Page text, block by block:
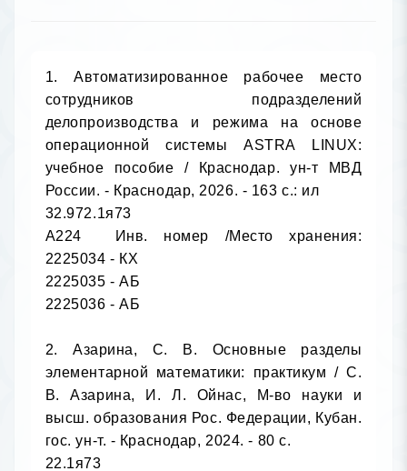
1. Автоматизированное рабочее место сотрудников подразделений делопроизводства и режима на основе операционной системы ASTRA LINUX: учебное пособие / Краснодар. ун-т МВД России. - Краснодар, 2026. - 163 с.: ил
32.972.1я73
А224	Инв. номер /Место хранения: 2225034 - КХ
2225035 - АБ
2225036 - АБ

2. Азарина, С. В. Основные разделы элементарной математики: практикум / С. В. Азарина, И. Л. Ойнас, М-во науки и высш. образования Рос. Федерации, Кубан. гос. ун-т. - Краснодар, 2024. - 80 с.
22.1я73
А351	Инв. номер /Место хранения: 2224672 - КХ

3. Актуальные вопросы экологии и охраны природы экосистем южных регионов России и сопредельных территорий: материалы XXXVII межрегиональной научно-практической конференции, Краснодар, 29 марта 2024 г. / М-во науки и высш. образования Рос. Федерации, Кубан. гос. ун-т, Краснодар. отд-ние Рус. ботан. о-ва, [редкол.: М. В. Нагалевский (отв. ред.) и др.]. - Краснодар, 2024. - 130 с.: ил., табл.
Кр 20.1
А437	Инв. номер /Место хранения: 2224747 - КХ

4. Актуальные вопросы экологии и охраны природы экосистем южных регионов России и сопредельных территорий: материалы XXXVIII межрегиональной научно-практической конференции, г. Краснодар, 28 ноября 2025 г. / М-во науки и высш. образования Рос. Федерации, Кубан. гос. ун-т, Краснодар. отд-ние Рус. ботан. о-ва, [редкол.: М. В. Нагалевский (отв. ред.) и др.]. - Краснодар, 2025. - 133 с.: ил., табл.
Кр 20.1
А437	Инв. номер /Место хранения: 2224748 - КХ

5. Актуальные проблемы геоэкологии и природопользования: материалы II Международной научно-практической конференции, г. Краснодар, 15 ноября 2024 г. / М-во науки и высш. образования Рос. Федерации, Кубан. гос. ун-т, Молодеж. клуб Рус. геогр. о-ва в г. Краснодаре, редкол.: С. Н. Болотин (отв. ред.) [и др.]. - Краснодар, 2024. - 148 с.
Кр 26.8
А437	Инв. номер /Место хранения: 2224692 - КХ

6. Актуальные проблемы проведения геолого-геофизических исследований: материалы III Международной научно-практической конференции, г. Краснодар, 25-26 апреля 2025 г. / М-во науки и высш. образования Рос. Федерации, Куб. гос. ун-т, редкол.: Захарченко (отв. ред.) [и др.]. - Краснодар, 2025. - 274 с.: ил., карты
Кр 26.2
А437	Инв. номер /Место хранения: 2224680 - КХ

7. Алгебра и приложения: сборник научных трудов / М-во науки и высш. образования Рос. Федерации, Кубан. гос. ун-т, редкол.: А. В. Лежнев [и др.]. - Краснодар, 2025. - 198 с.
22.14
А456	Инв. номер /Место хранения: 2224670 - КХ

8. Алексанян, Г. А. Введение в математический анализ и дифференциальное исчисление: учебное пособие: для студентов высших учебных заведений / Г. А. Алексанян, Л. А. Горовенко, О. П. Ровенская, М-во науки и высш. образования Рос. Федерации, ФГБОУ ВО "Кубан. гос. технол. ун-т". - Краснодар, 2025. - 183 с.: ил., табл.
22.16я73
А468	Инв. номер /Место хранения: 2224929 - КХ
2224930 - АБ

9. Алтуньян, М. К. Основы технологии и консервирования сырья животного происхождения: учебное пособие / М. К. Алтуньян, Е. Е. Иванова, Г. И. Касьянов, М-во науки и высш. образования Рос. Федерации, ФГБОУ ВО "Кубан. гос. технол. ун-т". - Краснодар, 2025. - 215 с.
36.96я73
А526	Инв. номер /Место хранения: 2224462 - КХ
2224463 - АБ

10. Биохимические основы физиологии питания: монография / В. Г. Лобанов, Л. В. Капрельянц, В. В. Литвяк [и др.], М-во науки и высш. образования Рос. Федерации, ФГБОУ ВО "Кубан. гос. технол. ун-т". - Краснодар, 2024. - 379 c. с.: ил., цв. ил., табл., портр., факс.
28.07
Б638	Инв. номер /Место хранения: 2224440 - КХ
2224441 - АБ

11. Василенко, В. В. Введение в математический анализ: учебное пособие / В. В. Василенко, А. А. Крамаренко, О. В. Руденко, М-во науки и высш. образования Рос. Федерации, Кубан. гос. ун-т. - Краснодар, 2025. - 211 с.: табл.
22.16я73
В19	Инв. номер /Место хранения: 2224919 - КХ

12. Васкевич, Т. В. Информационно-коммуникационные технологии в профессиональной деятельности: учебное пособие / Т. В. Васкевич, М-во науки и высш. образования Рос. Федерации, Кубан. гос. ун-т. - Краснодар, 2025. - 238 с.: ил
16.2я73
В195	Инв. номер /Место хранения: 2224718 - КХ

13. Вишняков, Ю. М. Методы распознавания символьных последовательностей: практикум / Ю. М. Вишняков, Р. Ю. Вишняков, М-во науки и высш. образования Рос. Федерации, Кубан. гос. ун-т. - Краснодар, 2024. - 80 с.
16я73
В558	Инв. номер /Место хранения: 2224480 - КХ

14. Гаркуша, О. В. UNITY в картинках: учебное пособие / О. В. Гаркуша, М-во науки и высш. образования Рос. Федерации, Кубан. гос. ун-т. - Краснодар, 2024. - 167 с.: ил
32.973я73
Г204	Инв. номер /Место хранения: 2224687 - КХ

15. Голованов, А. А. Параметры и режимы работы безредукторного электропривода сепаратора молока: специальность 4.3.2. Электротехнологии, электрооборудование и энергоснабжение агропромышленного комплекса: автореферат диссертации на соискание ученой степени кандидата технических наук / Голованов Александр Александрович, ФГБОУ ВО "Кубан. гос. технол. ун-т". - Краснодар, 2026. - 23 с.
36.95
Г61	Инв. номер /Место хранения: 2224732 - КХ
2224733 - КХ
2224734 - КХ

16. Головань, Т. В. Методика организации работы флота в линейном судоходстве по технико-эксплуатационным параметрам и критериям энергоэффективности: автореферат диссертации на соискание ученой степени кандидата технических наук / Головань Татьяна Викторовна, Гос. морской ун-т им. Ф. Ф.Ушакова. - Краснодар, 2026. - 23 с.: ил
39.48
Г61	Инв. номер /Место хранения: 2224850 - КХ
2224851 - КХ
2224852 - КХ

17. Даутова, И. С. Мультимедийные технологии: учебное пособие / И. С. Даутова, С. Е. Кошевая, М. В. Симонова, М-во науки и высш. образования Рос. Федерации, ФГБОУ ВО "Кубан. гос. технол. ун-т". - Краснодар, 2024. - 259 с.: ил
32.972я73
Д212	Инв. номер /Место хранения: 2224452 - ЧЗ
2224453 - КХ

18. Добровольская, Н. Ю. Язык программирования R: практикум / Н. Ю. Добровольская, О. В. Гаркуша, М-во науки и высш. образования Рос. Федерации, Кубан. гос. ун-т. - Краснодар, 2024. - 80 с.
32.973.2я73
Д56	Инв. номер /Место хранения: 2224569 - КХ

19. Дьяченко, Р. А. Геопространственный интеллектуальный анализ данных и обработка информации в землеустройстве и кадастрах: учебное пособие / Р. А. Дьяченко, Д. А. Гура, А. В. Андрющенко, М-во науки и высш. образования Рос. Федерации, ФГБОУ ВО "Кубан. гос. технол. ун-т". - Краснодар, 2025. - 183 с.: ил
16.3я73
Д937	Инв. номер /Место хранения: 2224921 - КХ
2224922 - АБ

20. Жирма, В. В. Физико-географическое районирование России: учебное пособие / В. В. Жирма, Е. Р. Сакаева, М-во науки и высш. образования Рос. Федерации, Куб. гос. ун-т. - Краснодар, 2025. - 244 с.
26.82я73
Ж733	Инв. номер /Место хранения: 2224577 - КХ

21. Жук, С. С. Метод фильтрации аппаратных погрешностей судовых инерциальных навигационных систем на основе прогностических правил теории хаоса: специальность - 2.9.7 "Эксплуатация водного транспорта, водные пути сообщения и гидрография": автореферат диссертации на соискание ученой степени кандидата технических наук / Жук Сергей Сергеевич, ФГБОУ ВО "Гос. морской ун-т им. Ф. Ф. Ушакова". - Новороссийск, 2026. - 24 с.
39.47
Ж85	Инв. номер /Место хранения: 2224841 - КХ
2224842 - КХ
2224843 - КХ

22. Зарецкая, М. В. Основы проектной деятельности в технических системах: учебное пособие / М. В. Зарецкая, С. В. Ратнер, М-во науки и высш. образования Рос. Федерации, Кубан. гос. ун-т. - Краснодар, 2025. - 150 с.
30.2я73
З-344	Инв. номер /Место хранения: 2224499 - КХ

23. Иванов, В. А. Источники и приемники оптического излучения: учебное пособие / В. А. Иванов, А. Л. Иванов, М-во науки и высш. образования Рос. Федерации, Кубан. гос. ун-т. - Краснодар, 2025. - 88 с.
22.63я73
И20	Инв. номер /Место хранения: 2224618 - КХ

24. Иванов, В. А. Сферическая астрономия и небесная механика: учебное пособие / В. А. Иванов, А. Л. Иванов, М-во науки и высш. образования Рос. Федерации, Кубан. гос. ун-т. - Краснодар, 2025. - 91 с.
22.6я73
И201	Инв. номер /Место хранения: 2224640 - КХ

25. Изюмский, А. А. Интеллектуальные транспортные системы: учебное пособие / А. А. Изюмский, И. С. Сенин, С. В. Коцурба, М-во науки и всш. образования Рос. Федерации, ФГБОУ ВО "Кубан. гос. технол. ун-т". - Краснодар, 2024. - 235 с.
39.8я73
И398	Инв. номер /Место хранения: 2224436 - КХ
2224437 - АБ

26. Иосифов, В. В. Технологическое оборудование и оснастка для обслуживания и ремонта наземных транспортно-технологических средств: учебное пособие / В. В. Иосифов, М-во науки и высш. образования Рос. Федерации, ФГБОУ ВО "Кубан. гос. технол. ун-т". - Краснодар, 2025. - 339 с.: ил
39.33я73
И757	Инв. номер /Место хранения: 2224424 - КХ
2224425 - АБ

27. Калужин, И. В. Лазерно-информационные технологии исследования объектов: учебное пособие / И. В. Калужин, М. А. Куплевич, М-во науки и высш. образования Рос. Федерации, Кубан. гос. ун-т. - Краснодар, 2025. - 109 с.: ил.
22.34я73
К176	Инв. номер /Место хранения: 2224914 - КХ

28. Картографирование в туризме и сервисе: учебно-методическое пособие / Д. А. Комаров, Т. А. Волкова, Э. А. Рыживолова, В. В. Анисимова, М-во науки и высш. образования Рос. Федерации, Кубан. гос. ун-т. - Краснодар, 2024. - 81 с.
26.1я73
К272	Инв. номер /Место хранения: 2224723 - КХ

29. Касавченко, С. А. Кубанская кухня со вкусом истории. Его величество борщ! / С. А. Касавченко. - Краснодар, 2025. - 63 с.
Кр 36.99
К28	Инв. номер /Место хранения: 2224997 - КХ
2224998 - АБ

30. Касьянов, Г. И. Мясо и мясные продукты: монография / Г. И. Касьянов, В. В. Литвяк, Ю. Ф. Росляков, М-во науки и высш. образования Рос. Федерации, ФГБОУ ВО "Кубан. гос. технол. ун-т". - Краснодар, 2024. - 323 с.: ил
36.92
К289	Инв. номер /Место хранения: 2224442 - ЧЗ
2224443 - КХ

31. Коновалова, Т. В. Организация перевозочных услуг и безопасность транспортного процесса: учебное пособие / Т. В. Коновалова, С. Л. Надирян, И. Н. Котенкова, М-во науки и высш. образования Рос. Федерации, ФГБОУ ВО "Кубан. гос. технол. ун-т". - Краснодар, 2024. - 256 с.
39.38я73
К647	Инв. номер /Место хранения: 2224434 - КХ
2224435 - АБ

32. Коренева, О. В. Элементы специальных глав математики: учебное пособие / О. В. Коренева, А. Г. Пригодина, М-во науки и высш.